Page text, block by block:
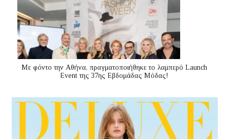
Με φόντο την Αθήνα, πραγματοποιήθηκε το λαμπερό Launch
Event της 37ης Εβδομάδας Μόδας!